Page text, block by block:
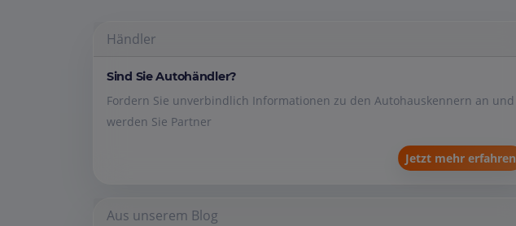
Händler
Sind Sie Autohändler?
Fordern Sie unverbindlich Informationen zu den Autohauskennern an und
werden Sie Partner
Jetzt mehr erfahren
Aus unserem Blog